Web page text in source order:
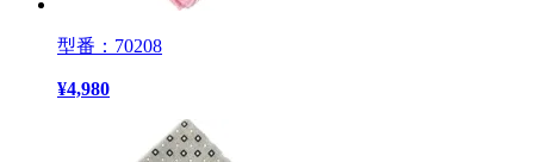
型番：70208
¥4,980